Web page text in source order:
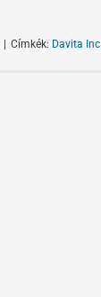
| Címkék: Davita Inc